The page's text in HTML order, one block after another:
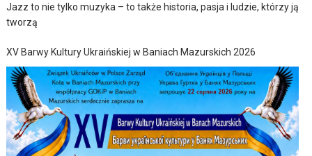
Jazz to nie tylko muzyka – to także historia, pasja i ludzie, którzy ją
tworzą
XV Barwy Kultury Ukraińskiej w Baniach Mazurskich 2026